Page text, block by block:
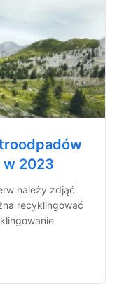
w 2023
należy zdjąć
recyklingować